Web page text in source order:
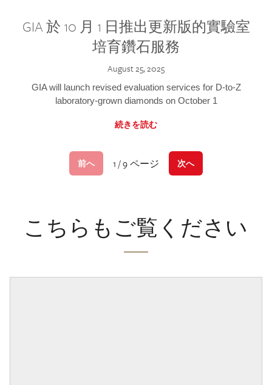
GIA 於 10 月 1 日推出更新版的實驗室
培育鑽石服務
August 25, 2025
GIA will launch revised evaluation services for D-to-Z
laboratory-grown diamonds on October 1
続きを読む
前へ 1 / 9 ページ 次へ
こちらもご覧ください